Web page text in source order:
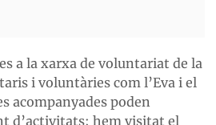
a la xarxa de voluntariat de la
i voluntàries com l’Eva i el
acompanyades poden
d’activitats; hem visitat el